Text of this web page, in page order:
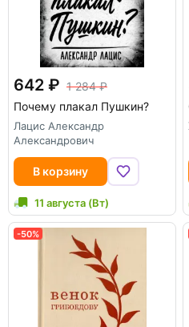
642
1 284
Почему плакал Пушкин?
Лацис Александр
Александрович
В корзину
11 августа (Вт)
-50%